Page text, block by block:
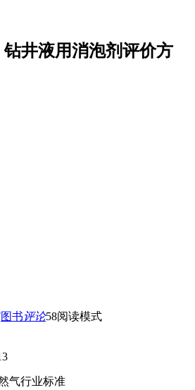
钻井液用消泡剂评价方
图书评论58阅读模式
气行业标准